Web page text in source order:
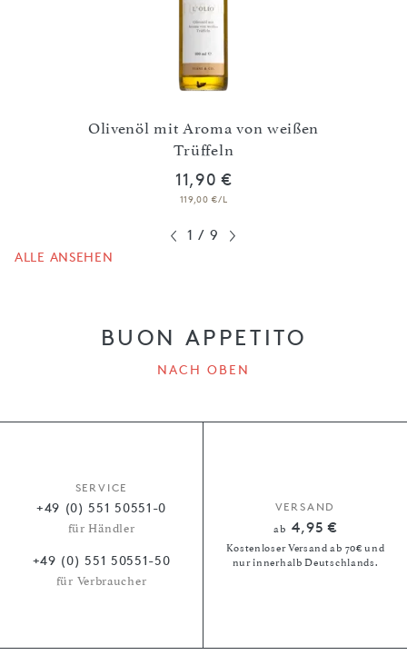
Olivenöl mit Aroma von weißen
Trüffeln
11,90 €
119,00 €/L
1 / 9
ALLE ANSEHEN
BUON APPETITO
NACH OBEN
SERVICE
+49 (0) 551 50551-0
für Händler
+49 (0) 551 50551-50
für Verbraucher
VERSAND
ab 4,95 €
Kostenloser Versand ab 70€ und
nur innerhalb Deutschlands.